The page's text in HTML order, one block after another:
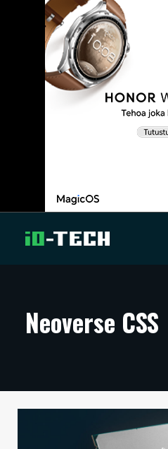
ARTIKKELIT
TECHBBS
Neoverse CSS